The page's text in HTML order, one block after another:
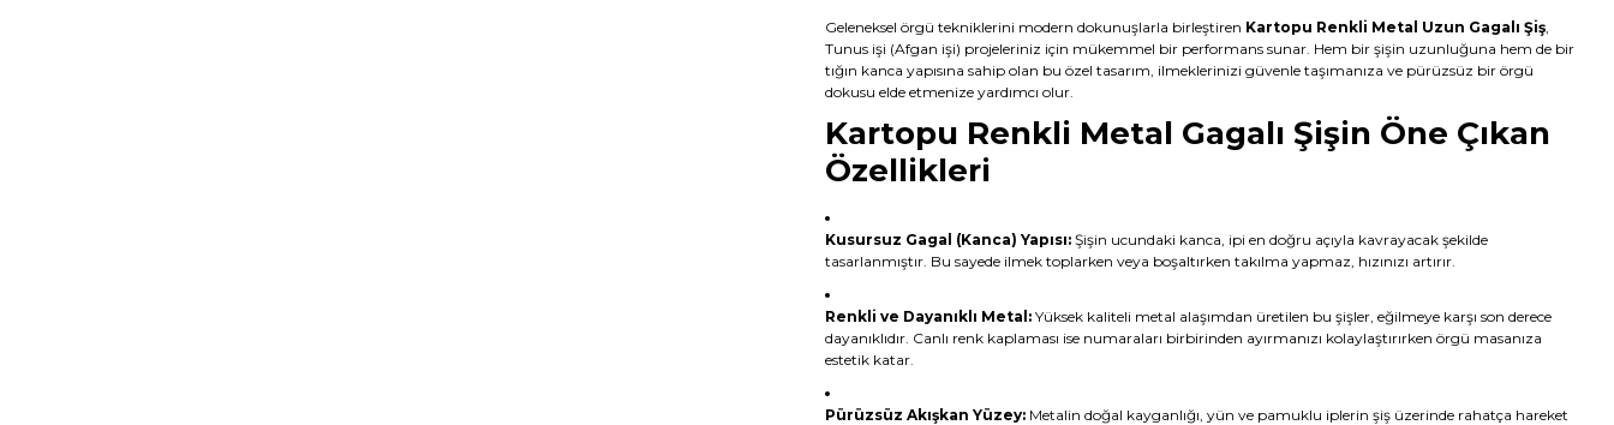
Geleneksel örgü tekniklerini modern dokunuşlarla birleştiren Kartopu Renkli Metal Uzun Gagalı Şiş
Tunus işi (Afgan işi) projeleriniz için mükemmel bir performans sunar. Hem bir şişin uzunluğuna hem de bir
tığın kanca yapısına sahip olan bu özel tasarım, ilmeklerinizi güvenle taşımanıza ve pürüzsüz bir örgü
dokusu elde etmenize yardımcı olur.
Kartopu Renkli Metal Gagalı Şişin Öne Çıkan
Özellikleri
Kusursuz Gagal (Kanca) Yapısı: Şişin ucundaki kanca, ipi en doğru açıyla kavrayacak şekilde
tasarlanmıştır. Bu sayede ilmek toplarken veya boşaltırken takılma yapmaz, hızınızı artırır.
Renkli ve Dayanıklı Metal: Yüksek kaliteli metal alaşımdan üretilen bu şişler, eğilmeye karşı son derece
dayanıklıdır. Canlı renk kaplaması ise numaraları birbirinden ayırmanızı kolaylaştırırken örgü masanıza
estetik katar.
Pürüzsüz Akışkan Yüzey: Metalin doğal kayganlığı, yün ve pamuklu iplerin şiş üzerinde rahatça hareket